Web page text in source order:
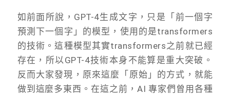
如前面所說，GPT-4生成文字，只是「前一個字
預測下一個字」的模型，使用的是transformers
的技術。這種模型其實transformers之前就已經
存在，所以GPT-4技術本身不能算是重大突破。
反而大家發現，原來這麼「原始」的方式，就能
做到這麼多東西。在這之前，AI 專家們曾用各種